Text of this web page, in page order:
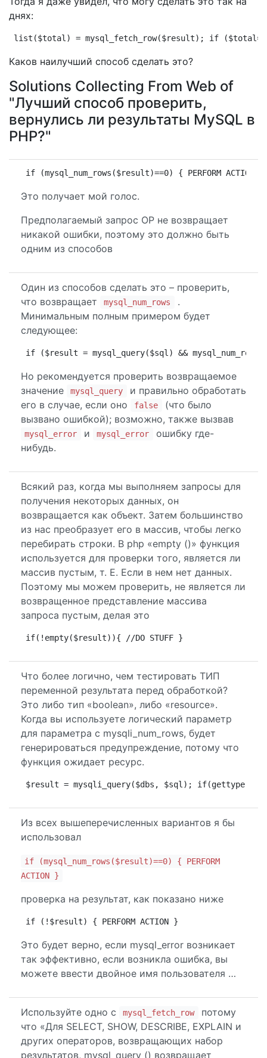
днях:
list($total) = mysql_fetch_row($result); if ($total==0) {
Каков наилучший способ сделать это?
Solutions Collecting From Web of
"Лучший способ проверить,
вернулись ли результаты MySQL в
PHP?"
if (mysql_num_rows($result)==0) { PERFORM ACTION }
Это получает мой голос.
Предполагаемый запрос OP не возвращает
никакой ошибки, поэтому это должно быть
одним из способов
Один из способов сделать это – проверить,
что возвращает
mysql_num_rows
.
Минимальным полным примером будет
следующее:
if ($result = mysql_query($sql) &&
Но рекомендуется проверить возвращаемое
значение
mysql_query
и правильно обработать
его в случае, если оно
false
(что было
вызвано ошибкой); возможно, также вызвав
mysql_error и mysql_error
ошибку где-
нибудь.
Всякий раз, когда мы выполняем запросы для
получения некоторых данных, он
возвращается как объект. Затем большинство
из нас преобразует его в массив, чтобы легко
перебирать строки. В php «empty ()» функция
используется для проверки того, является ли
массив пустым, т. Е. Если в нем нет данных.
Поэтому мы можем проверить, не является ли
возвращенное представление массива
запроса пустым, делая это
if(!empty($result)){ //DO STUFF }
Что более логично, чем тестировать ТИП
переменной результата перед обработкой?
Это либо тип «boolean», либо «resource».
Когда вы используете логический параметр
для параметра с mysqli_num_rows, будет
генерироваться предупреждение, потому что
функция ожидает ресурс.
$result = mysqli_query($dbs, $sql);
Из всех вышеперечисленных вариантов я бы
использовал
if (mysql_num_rows($result)==0) { PERFORM
ACTION }
проверка на результат, как показано ниже
if (!$result) { PERFORM ACTION }
Это будет верно, если mysql_error возникает
так эффективно, если возникла ошибка, вы
можете ввести двойное имя пользователя …
Используйте одно с mysql_fetch_row
потому
что «Для SELECT, SHOW, DESCRIBE, EXPLAIN и
других операторов, возвращающих набор
результатов, mysql_query () возвращает